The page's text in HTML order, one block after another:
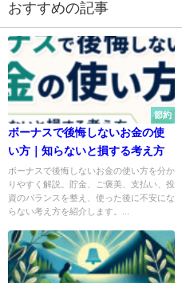
おすすめの記事
節約
ボーナスで後悔しないお金の使
い方｜知らないと損する考え方
ボーナスで後悔しないお金の使い方を分か
りやすく解説。貯金、ご褒美、支払い、投
資のバランスを整え、使った後に不安にな
らない考え方を紹介します。...